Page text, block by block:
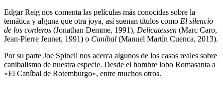
Edgar Reig nos comenta las películas más conocidas sobre la
temática y alguna que otra joya, así suenan títulos como El silencio
de los corderos (Jonathan Demme, 1991), Delicatessen (Marc Caro,
Jean-Pierre Jeunet, 1991) o Caníbal (Manuel Martín Cuenca, 2013).
Por su parte Joe Spinell nos acerca algunos de los casos reales sobre
canibalismo de nuestra especie. Desde el hombre lobo Romasanta a
«El Caníbal de Rotemburgo», entre muchos otros.